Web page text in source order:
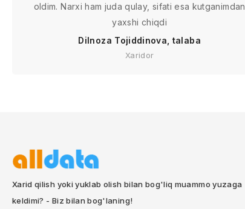
oldim. Narxi ham juda qulay, sifati esa kutganimdan
yaxshi chiqdi
Dilnoza Tojiddinova, talaba
Xaridor
Xarid qilish yoki yuklab olish bilan bog'liq muammo yuzaga
keldimi? - Biz bilan bog'laning!